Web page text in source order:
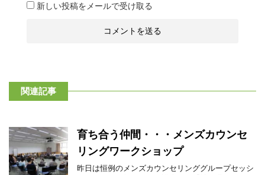
新しい投稿をメールで受け取る
関連記事
育ち合う仲間・・・メンズカウンセ
リングワークショップ
昨日は恒例のメンズカウンセリンググループセッシ